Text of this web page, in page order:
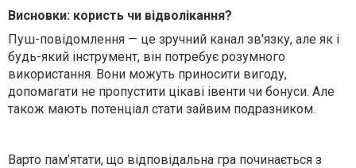
Висновки: користь чи відволікання?
Пуш-повідомлення — це зручний канал зв'язку, але як і
будь-який інструмент, він потребує розумного
використання. Вони можуть приносити вигоду,
допомагати не пропустити цікаві івенти чи бонуси. Але
також мають потенціал стати зайвим подразником.
Варто пам’ятати, що відповідальна гра починається з